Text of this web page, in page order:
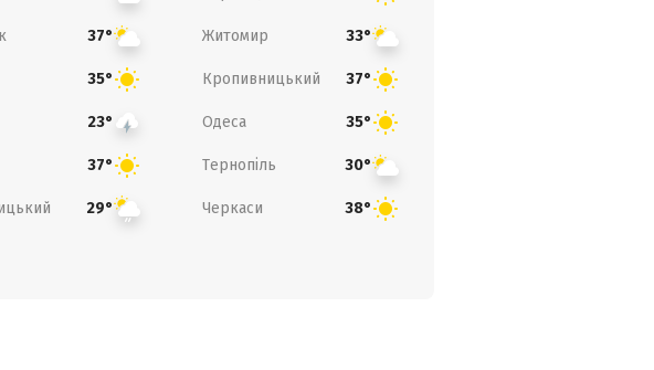
37° Житомир 33°
35° Кропивницький 37°
23° Одеса 35°
37° Тернопіль 30°
29° Черкаси 38°